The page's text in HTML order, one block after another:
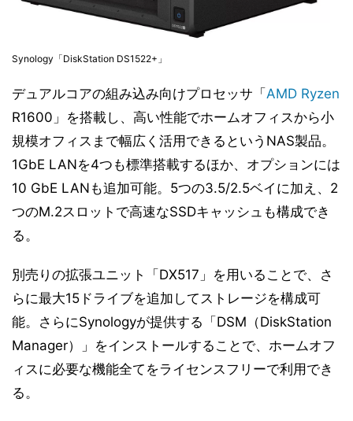
Synology「DiskStation DS1522+」
デュアルコアの組み込み向けプロセッサ「AMD Ryzen
R1600」を搭載し、高い性能でホームオフィスから小
規模オフィスまで幅広く活用できるというNAS製品。
1GbE LANを4つも標準搭載するほか、オプションには
10 GbE LANも追加可能。5つの3.5/2.5ベイに加え、2
つのM.2スロットで高速なSSDキャッシュも構成でき
る。
別売りの拡張ユニット「DX517」を用いることで、さ
らに最大15ドライブを追加してストレージを構成可
能。さらにSynologyが提供する「DSM（DiskStation
Manager）」をインストールすることで、ホームオフ
ィスに必要な機能全てをライセンスフリーで利用でき
る。